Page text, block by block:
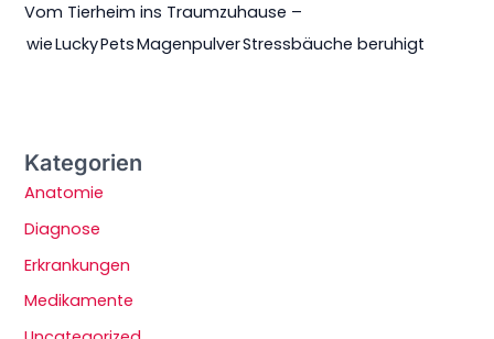
Vom Tierheim ins Traumzuhause –
wie Lucky Pets Magenpulver Stressbäuche beruhigt
Kategorien
Anatomie
Diagnose
Erkrankungen
Medikamente